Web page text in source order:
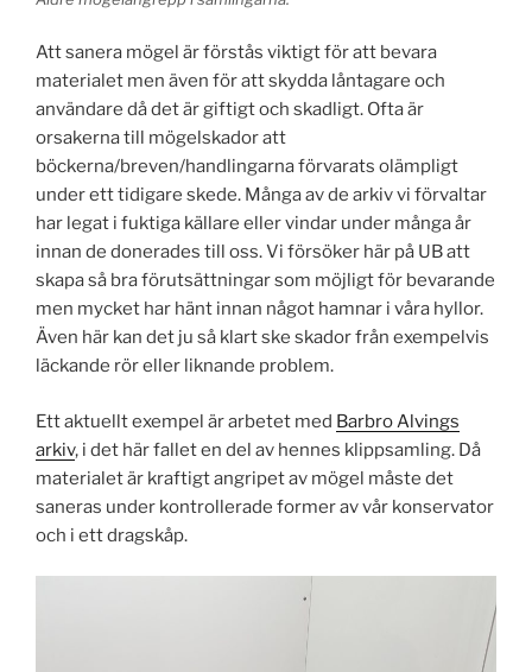
Att sanera mögel är förstås viktigt för att bevara
materialet men även för att skydda låntagare och
användare då det är giftigt och skadligt. Ofta är
orsakerna till mögelskador att
böckerna/breven/handlingarna förvarats olämpligt
under ett tidigare skede. Många av de arkiv vi förvaltar
har legat i fuktiga källare eller vindar under många år
innan de donerades till oss. Vi försöker här på UB att
skapa så bra förutsättningar som möjligt för bevarande
men mycket har hänt innan något hamnar i våra hyllor.
Även här kan det ju så klart ske skador från exempelvis
läckande rör eller liknande problem.
Ett aktuellt exempel är arbetet med Barbro Alvings
arkiv, i det här fallet en del av hennes klippsamling. Då
materialet är kraftigt angripet av mögel måste det
saneras under kontrollerade former av vår konservator
och i ett dragskåp.